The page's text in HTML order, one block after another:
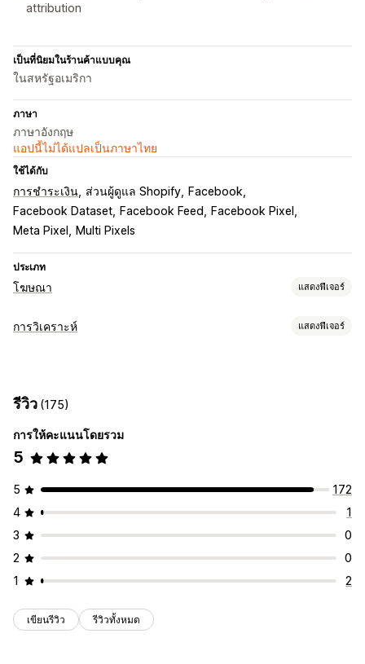
attribution
เป็นที่นิยมในร้านค้าแบบคุณ
ในสหรัฐอเมริกา
ภาษา
ภาษาอังกฤษ
แอปนี้ไม่ได้แปลเป็นภาษาไทย
ใช้ได้กับ
การชำระเงิน ส่วนผู้ดูแล Shopify
Facebook
Facebook Dataset
Facebook Feed
Facebook Pixel
Meta Pixel
Multi Pixels
ประเภท
โฆษณา แสดงฟีเจอร์
การกำหนดเป้าหมาย
การจัดการแคมเปญ
การวิเคราะห์ประสิทธิภาพ
การติดตามคอนเวอร์ชัน การระบุแหล่งที่มาของ UTM
การวิเคราะห์ แสดงฟีเจอร์
การติดตามเหตุการณ์
การตลาดและการขาย
ROAS การติดตามการซื้อ
ภาพและรายงาน
แดชบอร์ดการวิเคราะห์ การปฏิบัติตาม GDPR
รีวิว (175)
การให้คะแนนโดยรวม
5
5
172
4
1
3
0
2
0
1
2
เขียนรีวิว รีวิวทั้งหมด